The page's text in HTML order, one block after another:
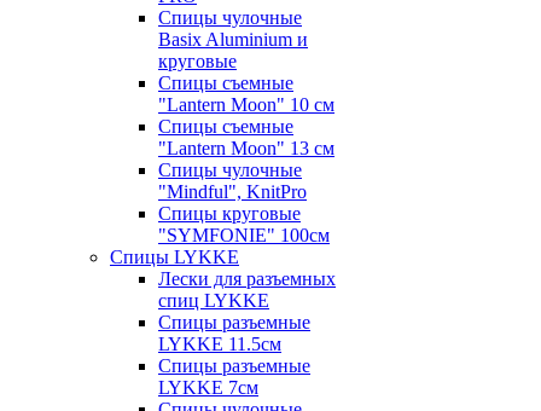
Спицы чулочные
Basix Aluminium и
круговые
Спицы съемные
"Lantern Moon" 10 см
Спицы съемные
"Lantern Moon" 13 см
Спицы чулочные
"Mindful", KnitPro
Спицы круговые
"SYMFONIE" 100см
Спицы LYKKE
Лески для разъемных
спиц LYKKE
Спицы разъемные
LYKKE 11.5см
Спицы разъемные
LYKKE 7см